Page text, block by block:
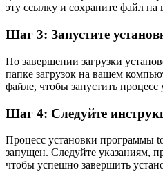
эту ссылку и сохраните файл
Шаг 3: Запустите
По завершении загрузки
папке загрузок на вашем
файле, чтобы запустить процесс
Шаг 4: Следуйте
Процесс установки программы
запущен. Следуйте указаниям,
чтобы успешно завершить